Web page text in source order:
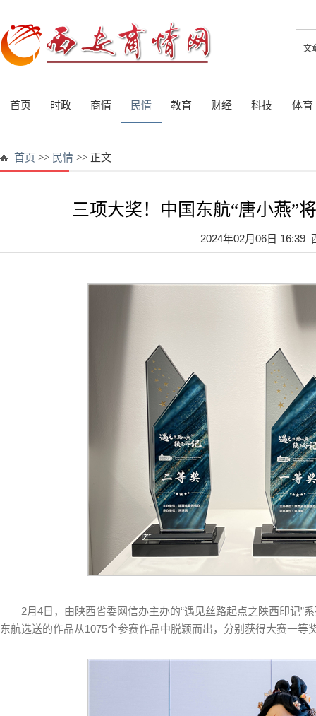
文
首页 时政 商情 民情 教育 财经 科技 体育
首页 >> 民情 >> 正文
三项大奖！中国东航“唐小燕”
2024年02月06日 16:39
2月4日，由陕西省委网信办主办的“遇见丝路起点之陕西印记”
东航选送的作品从1075个参赛作品中脱颖而出，分别获得大赛一等